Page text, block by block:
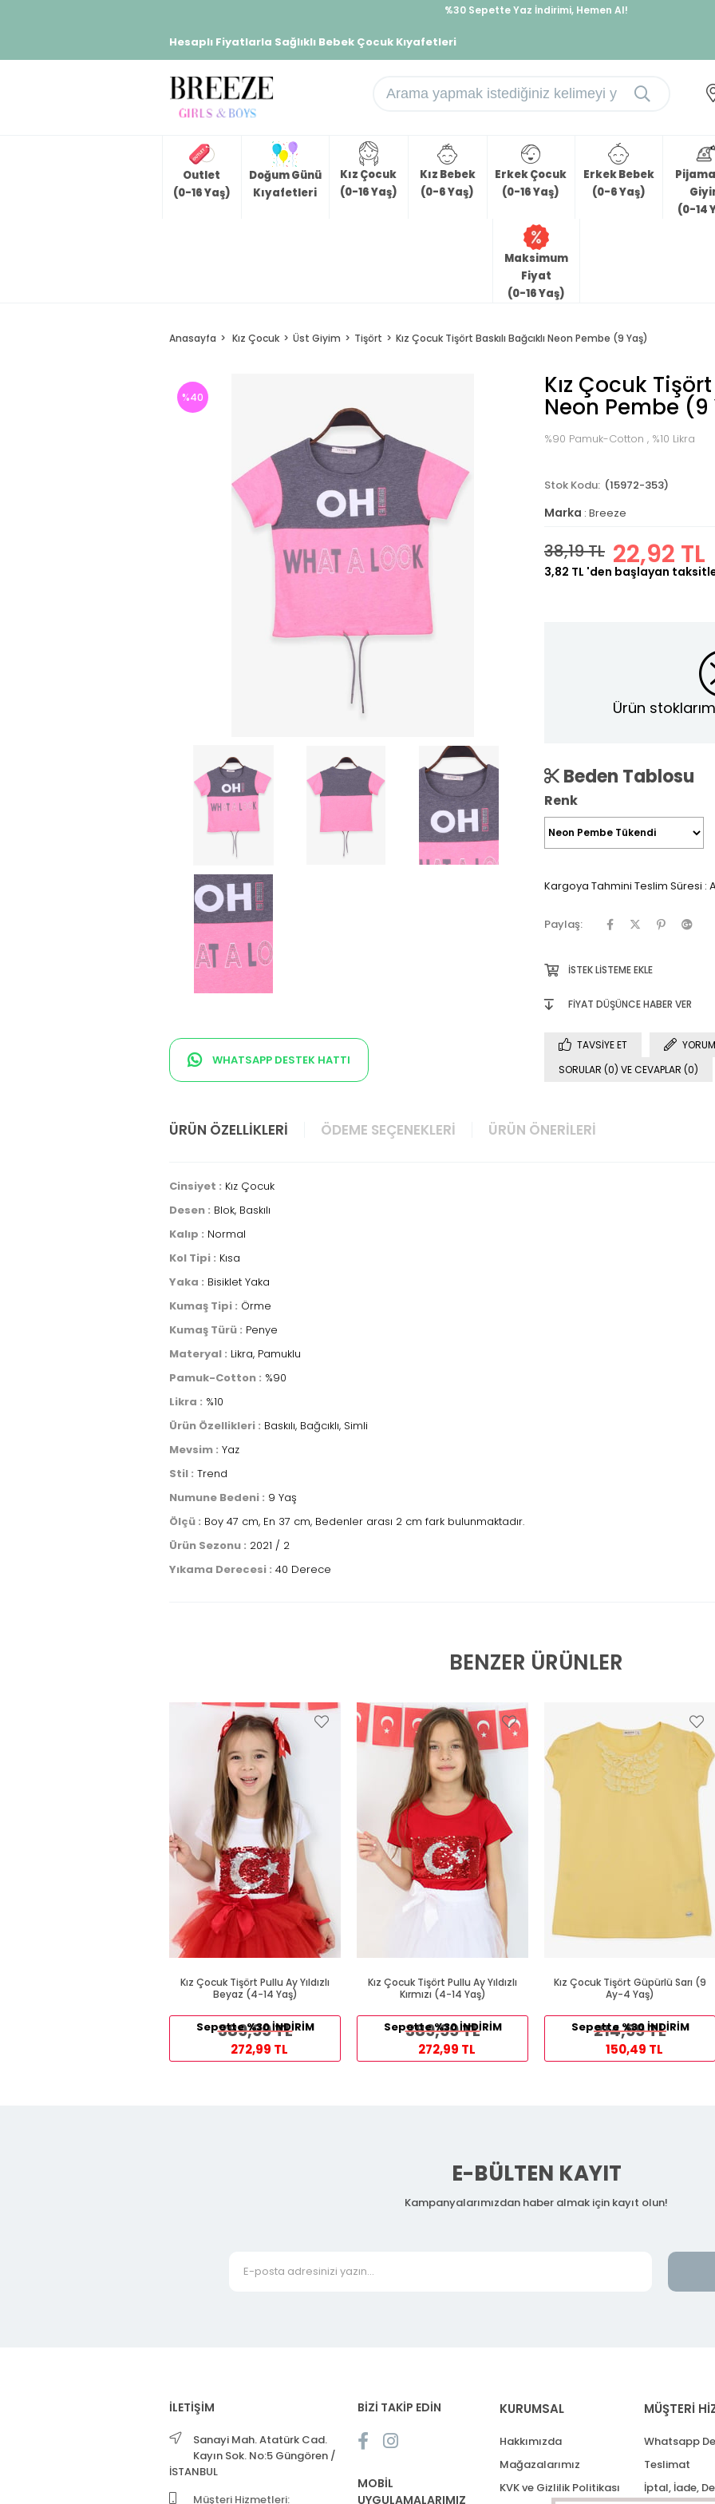
%30 Sepette Yaz İndirimi, Hemen Al!
Hesaplı Fiyatlarla Sağlıklı Bebek Çocuk Kıyafetleri
Outlet
(0-16 Yaş)
Doğum Günü
Kıyafetleri
Kız Çocuk
(0-16 Yaş)
Kız Bebek
(0-6 Yaş)
Erkek Çocuk
(0-16 Yaş)
Erkek Bebek
(0-6 Yaş)
(0-14
Maksimum
Fiyat
(0-16 Yaş)
Anasayfa Kız Çocuk Üst Giyim Tişört Kız Çocuk Tişört Baskılı Bağcıklı Neon Pembe (9 Yaş)
%40
WHATSAPP DESTEK HATTI
Kız Çocuk Tişört
Neon Pembe (9
%90 Pamuk-Cotton , %10 Likra
(15972-353)
Marka : Breeze
38,19 TL 22,92 TL
3,82 TL 'den başlayan
Ürün
Beden Tablosu
Renk
Kargoya Tahmini Teslim Süresi :
Paylaş:
İSTEK LISTEME EKLE
FIYAT DÜŞÜNCE HABER VER
TAVSIYE ET
SORULAR (0) VE CEVAPLAR (0)
ÜRÜN ÖZELLIKLERI ÖDEME SEÇENEKLERI ÜRÜN ÖNERILERI
Cinsiyet : Kız Çocuk
Desen : Blok, Baskılı
Kalıp : Normal
Kol Tipi : Kısa
Yaka : Bisiklet Yaka
Kumaş Tipi : Örme
Kumaş Türü : Penye
Materyal : Likra, Pamuklu
Pamuk-Cotton : %90
Likra : %10
Ürün Özellikleri : Baskılı, Bağcıklı, Simli
Mevsim : Yaz
Stil : Trend
Numune Bedeni : 9 Yaş
Ölçü : Boy 47 cm, En 37 cm, Bedenler arası 2 cm fark bulunmaktadır.
Ürün Sezonu : 2021 / 2
Yıkama Derecesi : 40 Derece
BENZER ÜRÜNLER
Kız Çocuk Tişört Pullu Ay Yıldızlı
Beyaz (4-14 Yaş)
389,99 TL
Sepette %30 İNDİRİM
272,99 TL
Kız Çocuk Tişört Pullu Ay Yıldızlı
Kırmızı (4-14 Yaş)
389,99 TL
Sepette %30 İNDİRİM
272,99 TL
Kız Çocuk Tişört Güpürlü Sarı (9
Ay-4 Yaş)
214,99 TL
Sepette %30 İNDİRİM
150,49 TL
E-BÜLTEN KAYIT
Kampanyalarımızdan haber almak için kayıt olun!
İLETİŞİM
Sanayi Mah. Atatürk Cad.
Kayın Sok. No:5 Güngören /
İSTANBUL
Müşteri Hizmetleri:
BİZİ TAKİP EDİN
MOBİL
UYGULAMALARIMIZ
KURUMSAL
Hakkımızda
Mağazalarımız
KVK ve Gizlilik Politikası
MÜŞTERİ
Whatsapp
Teslimat
İptal, İade,